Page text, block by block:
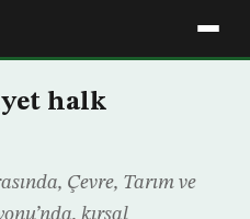
halk
Çevre, Tarım ve
kırsal